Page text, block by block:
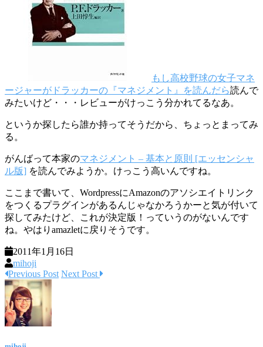
もし高校野球の女子マネ
ージャーがドラッカーの『マネジメント』を読んだら読んで
みたいけど・・・レビューがけっこう分かれてるなあ。
というか探したら誰か持ってそうだから、ちょっとまってみ
る。
がんばって本家のマネジメント – 基本と原則 [エッセンシャ
ル版] を読んでみようか。けっこう高いんですね。
ここまで書いて、WordpressにAmazonのアソシエイトリンク
をつくるプラグインがあるんじゃなかろうかーと気が付いて
探してみたけど、これが決定版！っていうのがないんです
ね。やはりamazletに戻りそうです。
2011年1月16日
mihoji
Previous Post Next Post